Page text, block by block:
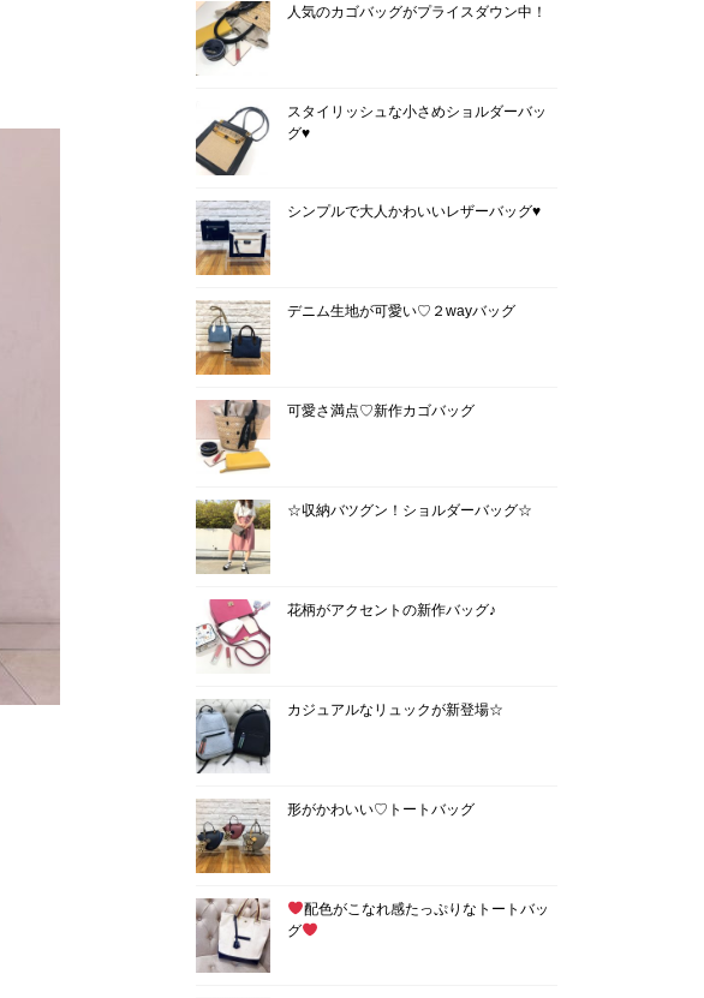
人気のカゴバッグがプライスダウン中！
スタイリッシュな小さめショルダーバッ
グ♥
シンプルで大人かわいいレザーバッグ♥
デニム生地が可愛い♡２wayバッグ
可愛さ満点♡新作カゴバッグ
☆収納バツグン！ショルダーバッグ☆
花柄がアクセントの新作バッグ♪
カジュアルなリュックが新登場☆
形がかわいい♡トートバッグ
配色がこなれ感たっぷりなトートバッ
グ